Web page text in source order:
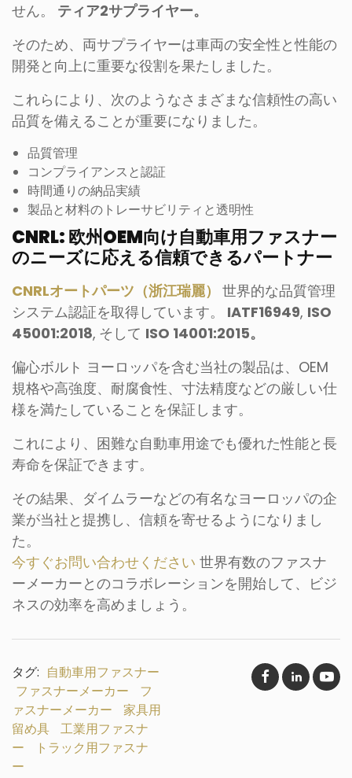
せん。
ティア2サプライヤー。
そのため、両サプライヤーは車両の安全性と性能の
開発と向上に重要な役割を果たしました。
これらにより、次のようなさまざまな信頼性の高い
品質を備えることが重要になりました。
品質管理
コンプライアンスと認証
時間通りの納品実績
製品と材料のトレーサビリティと透明性
CNRL: 欧州OEM向け自動車用ファスナー
のニーズに応える信頼できるパートナー
CNRLオートパーツ（浙江瑞麗） 世界的な品質管理
システム認証を取得しています。
IATF16949, ISO
45001:2018, そして ISO 14001:2015。
偏心ボルト ヨーロッパを含む当社の製品は、OEM
規格や高強度、耐腐食性、寸法精度などの厳しい仕
様を満たしていることを保証します。
これにより、困難な自動車用途でも優れた性能と長
寿命を保証できます。
その結果、ダイムラーなどの有名なヨーロッパの企
業が当社と提携し、信頼を寄せるようになりまし
た。
今すぐお問い合わせください 世界有数のファスナ
ーメーカーとのコラボレーションを開始して、ビジ
ネスの効率を高めましょう。
タグ: 自動車用ファスナー
ファスナーメーカー
フ
ァスナーメーカー
家具用
留め具
工業用ファスナ
ー
トラック用ファスナ
ー